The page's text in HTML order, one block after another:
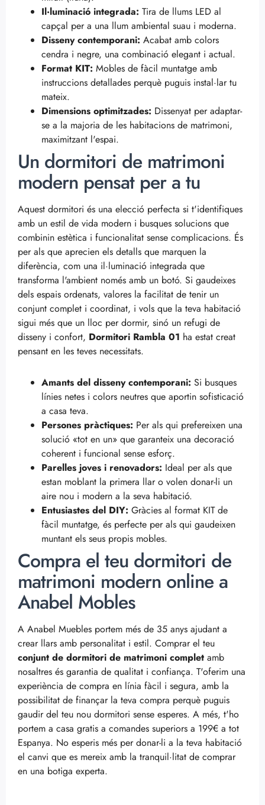
Il·luminació integrada: Tira de llums LED al
capçal per a una llum ambiental suau i moderna.
Disseny contemporani: Acabat amb colors
cendra i negre, una combinació elegant i actual.
Format KIT: Mobles de fàcil muntatge amb
instruccions detallades perquè puguis instal·lar tu
mateix.
Dimensions optimitzades: Dissenyat per adaptar-
se a la majoria de les habitacions de matrimoni,
maximitzant l'espai.
Un dormitori de matrimoni
modern pensat per a tu
Aquest dormitori és una elecció perfecta si t'identifiques
amb un estil de vida modern i busques solucions que
combinin estètica i funcionalitat sense complicacions. És
per als que aprecien els detalls que marquen la
diferència, com una il·luminació integrada que
transforma l'ambient només amb un botó. Si gaudeixes
dels espais ordenats, valores la facilitat de tenir un
conjunt complet i coordinat, i vols que la teva habitació
sigui més que un lloc per dormir, sinó un refugi de
disseny i confort, Dormitori Rambla 01 ha estat creat
pensant en les teves necessitats.
Amants del disseny contemporani: Si busques
línies netes i colors neutres que aportin sofisticació
a casa teva.
Persones pràctiques: Per als qui prefereixen una
solució «tot en un» que garanteix una decoració
coherent i funcional sense esforç.
Parelles joves i renovadors: Ideal per als que
estan moblant la primera llar o volen donar-li un
aire nou i modern a la seva habitació.
Entusiastes del DIY: Gràcies al format KIT de
fàcil muntatge, és perfecte per als qui gaudeixen
muntant els seus propis mobles.
Compra el teu dormitori de
matrimoni modern online a
Anabel Mobles
A Anabel Muebles portem més de 35 anys ajudant a
crear llars amb personalitat i estil. Comprar el teu
conjunt de dormitori de matrimoni complet amb
nosaltres és garantia de qualitat i confiança. T'oferim una
experiència de compra en línia fàcil i segura, amb la
possibilitat de finançar la teva compra perquè puguis
gaudir del teu nou dormitori sense esperes. A més, t'ho
portem a casa gratis a comandes superiors a 199€ a tot
Espanya. No esperis més per donar-li a la teva habitació
el canvi que es mereix amb la tranquil·litat de comprar
en una botiga experta.